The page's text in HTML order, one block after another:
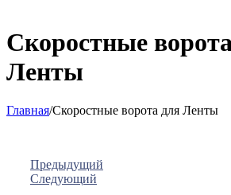
Скоростные
Ленты
Главная/Скоростные ворота для Ленты
Предыдущий
Следующий